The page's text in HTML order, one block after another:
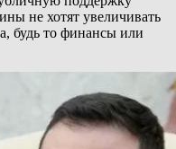
не хотят увеличивать
будь то финансы или